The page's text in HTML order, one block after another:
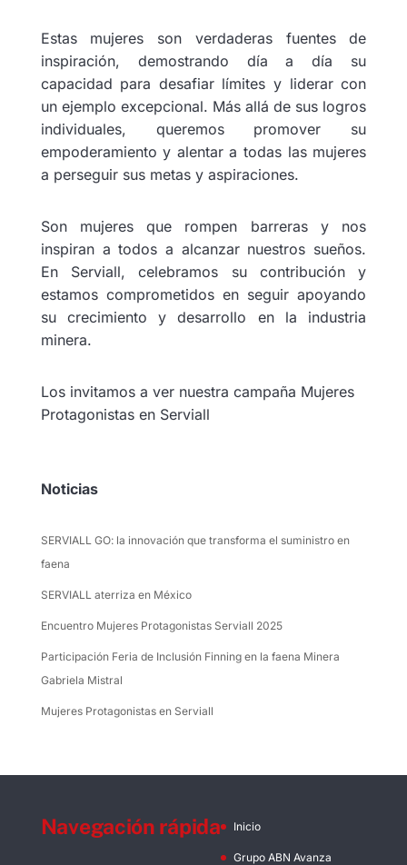
Estas mujeres son verdaderas fuentes de
inspiración, demostrando día a día su
capacidad para desafiar límites y liderar con
un ejemplo excepcional. Más allá de sus logros
individuales, queremos promover su
empoderamiento y alentar a todas las mujeres
a perseguir sus metas y aspiraciones.
Son mujeres que rompen barreras y nos
inspiran a todos a alcanzar nuestros sueños.
En Serviall, celebramos su contribución y
estamos comprometidos en seguir apoyando
su crecimiento y desarrollo en la industria
minera.
Los invitamos a ver nuestra campaña Mujeres
Protagonistas en Serviall
Noticias
SERVIALL GO: la innovación que transforma el suministro en
faena
SERVIALL aterriza en México
Encuentro Mujeres Protagonistas Serviall 2025
Participación Feria de Inclusión Finning en la faena Minera
Gabriela Mistral
Mujeres Protagonistas en Serviall
Navegación rápida Inicio
Grupo ABN Avanza